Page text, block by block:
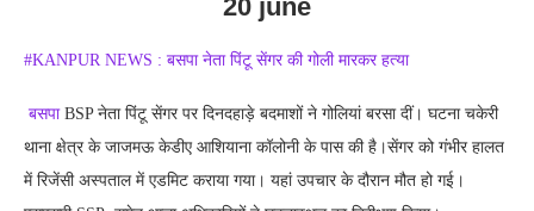
20 june
#KANPUR NEWS : बसपा नेता पिंटू सेंगर की गोली मारकर हत्या
बसपाBSP नेता पिंटू सेंगर पर दिनदहाड़े बदमाशों ने गोलियां बरसा दीं। घटना चकेरी
थाना क्षेत्र के जाजमऊ केडीए आशियाना कॉलोनी के पास की है।सेंगर को गंभीर हालत
में रिजेंसी अस्पताल में एडमिट कराया गया। यहां उपचार के दौरान मौत हो गई।